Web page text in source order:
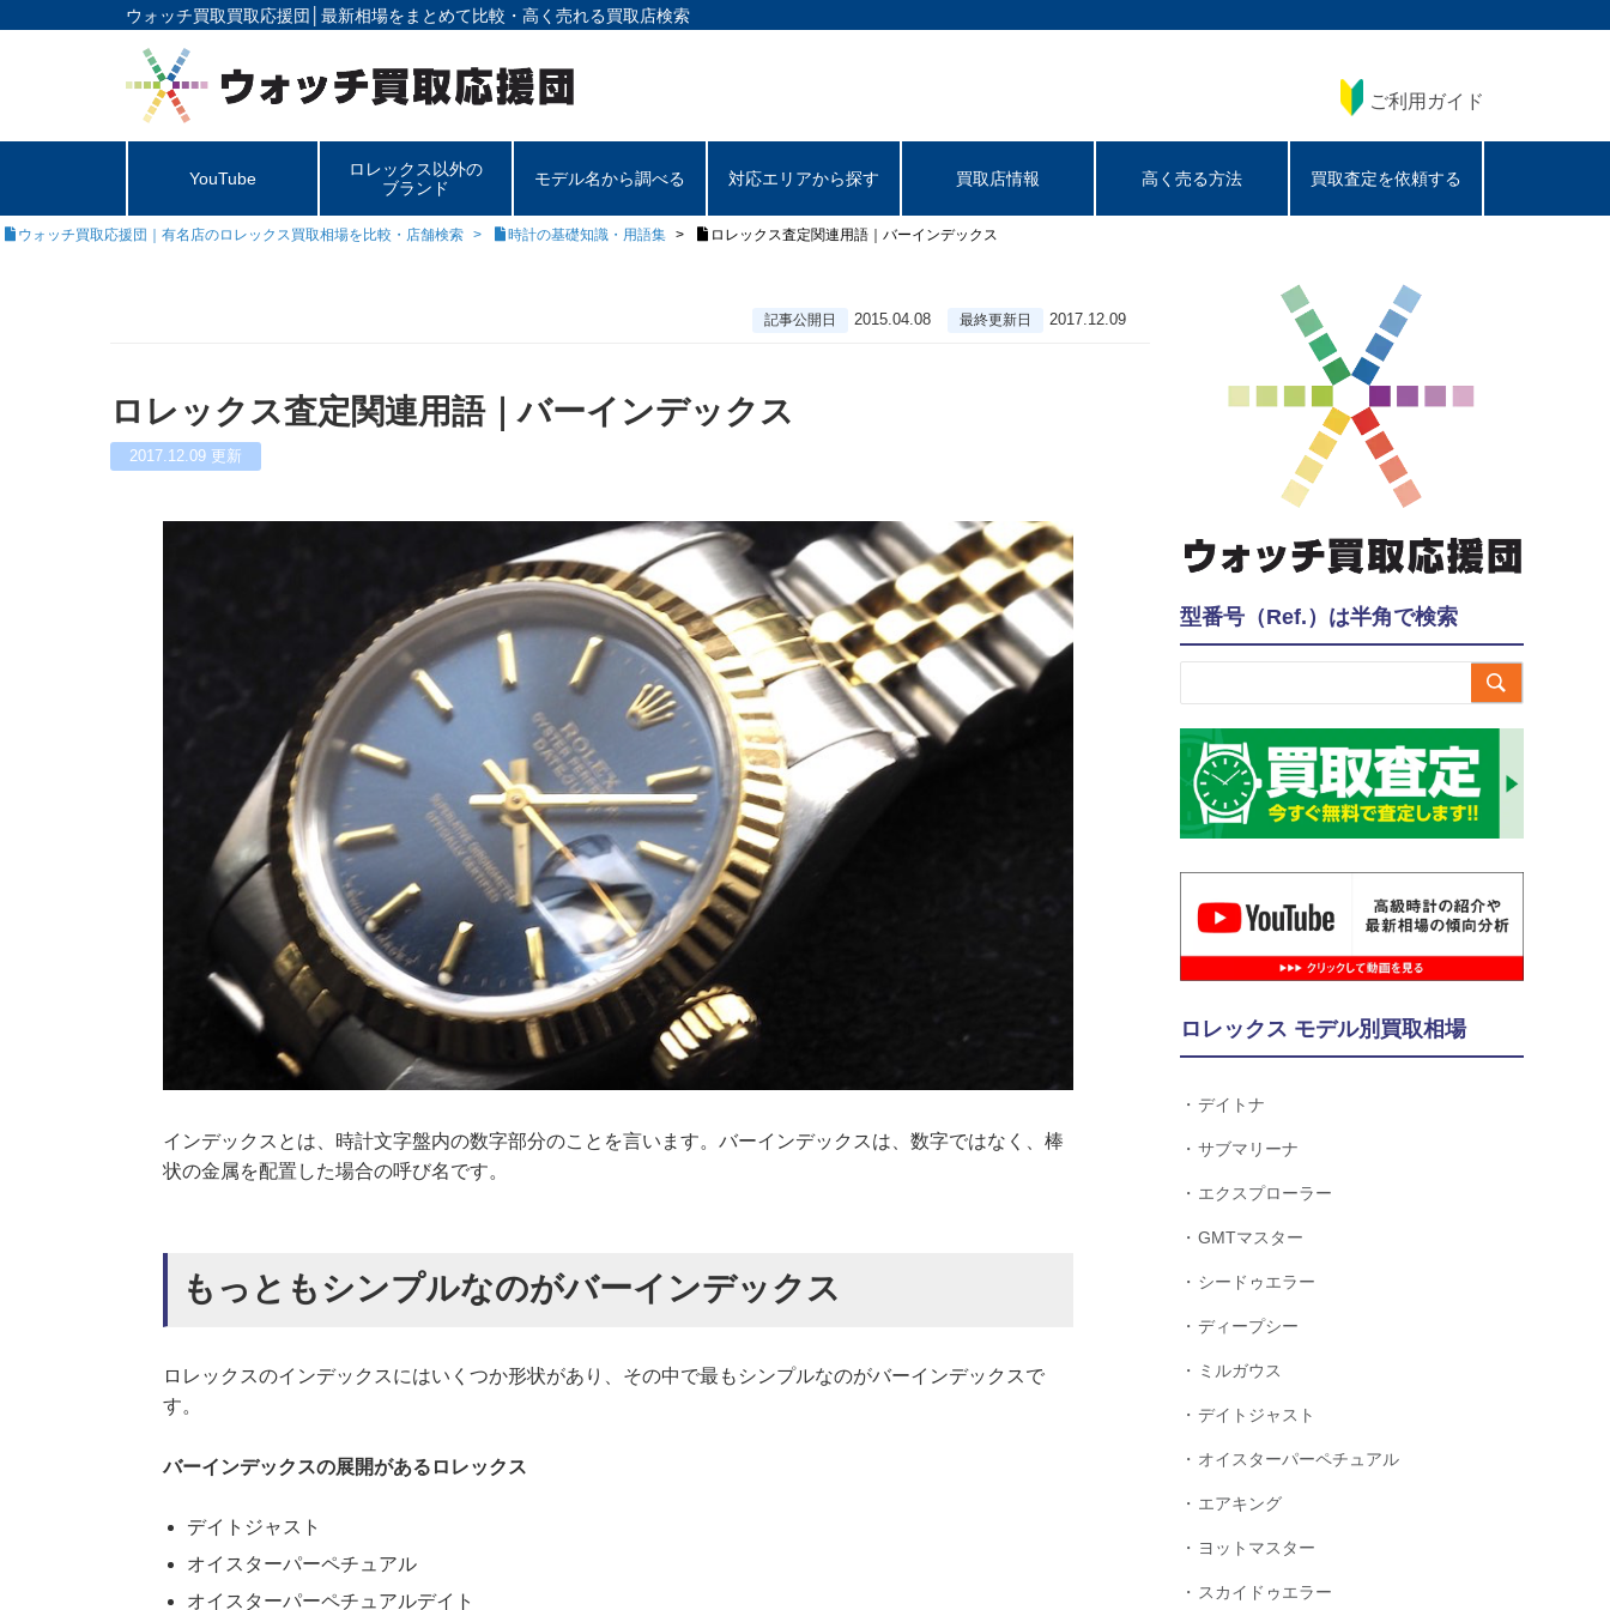
ウォッチ買取買取応援団│ 最新相場をまとめて比較・高く売れる買取店検索
ご利用ガイド
YouTube
ロレックス以外の
ブランド
モデル名から調べる 対応エリアから探す 買取店情報 高く売る方法 買取査定を依頼する
ウォッチ買取応援団｜有名店のロレックス買取相場を比較・店舗検索 時計の基礎知識・用語集 ロレックス査定関連用語｜バーインデックス
記事公開日 2015.04.08 最終更新日 2017.12.09
ロレックス査定関連用語｜バーインデックス
2017.12.09 更新
インデックスとは、時計文字盤内の数字部分のことを言います。バーインデックスは、数字ではなく、棒
状の金属を配置した場合の呼び名です。
もっともシンプルなのがバーインデックス
ロレックスのインデックスにはいくつか形状があり、その中で最もシンプルなのがバーインデックスで
す。
バーインデックスの展開があるロレックス
デイトジャスト
オイスターパーペチュアル
オイスターパーペチュアルデイト
型番号（Ref.）は半角で検索

ロレックス モデル別買取相場
デイトナ
サブマリーナ
エクスプローラー
GMTマスター
シードゥエラー
ディープシー
ミルガウス
デイトジャスト
オイスターパーペチュアル
エアキング
ヨットマスター
スカイドゥエラー